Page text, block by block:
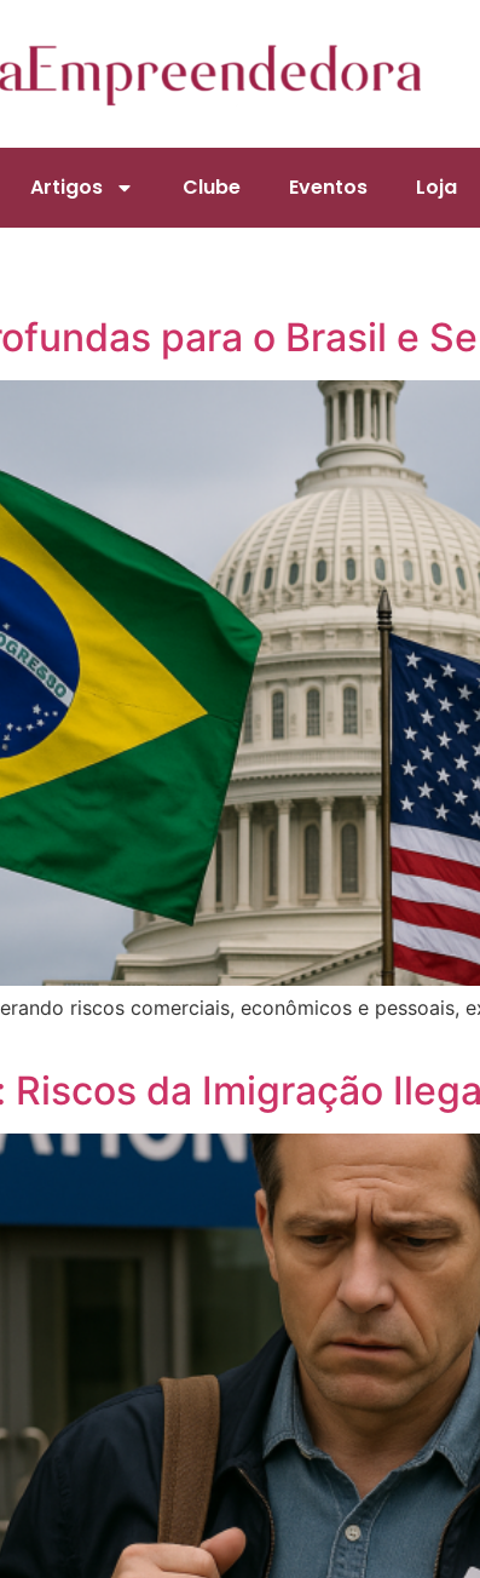
Artigos Clube Eventos Loja
para o Brasil e
riscos comerciais, econômicos e
da Imigração